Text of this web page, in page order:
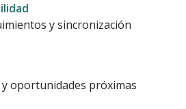
y sincronización
oportunidades próximas